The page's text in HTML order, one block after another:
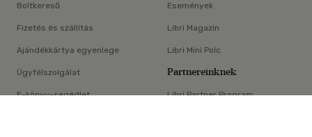
×
Boltkereső
Fizetés és szállítás
Ajándékkártya egyenlege
Ügyfélszolgálat
E-könyv-segédlet
Események
Libri Magazin
Libri Mini Polc
Partnereinknek
Libri Partner Program